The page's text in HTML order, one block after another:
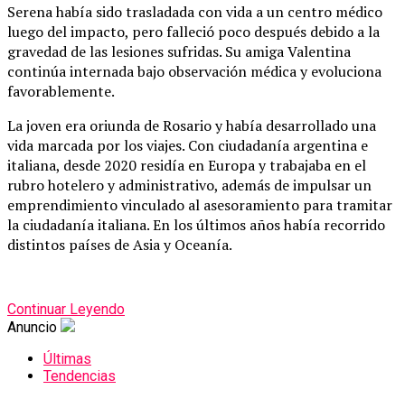
Serena había sido trasladada con vida a un centro médico
luego del impacto, pero falleció poco después debido a la
gravedad de las lesiones sufridas. Su amiga Valentina
continúa internada bajo observación médica y evoluciona
favorablemente.
La joven era oriunda de Rosario y había desarrollado una
vida marcada por los viajes. Con ciudadanía argentina e
italiana, desde 2020 residía en Europa y trabajaba en el
rubro hotelero y administrativo, además de impulsar un
emprendimiento vinculado al asesoramiento para tramitar
la ciudadanía italiana. En los últimos años había recorrido
distintos países de Asia y Oceanía.
Continuar Leyendo
Anuncio
Últimas
Tendencias